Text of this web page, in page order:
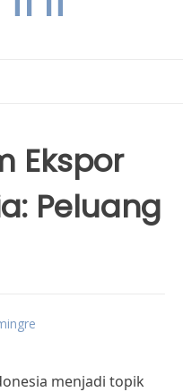
Ekspor
Peluang
menjadi topik